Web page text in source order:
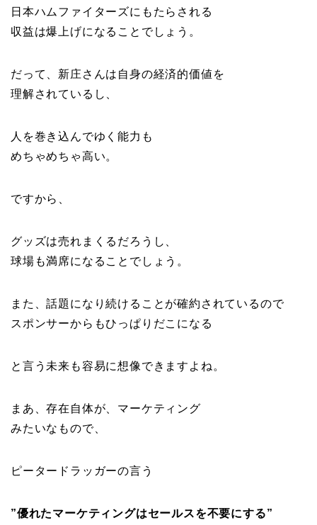
日本ハムファイターズにもたらされる
収益は爆上げになることでしょう。
だって、新庄さんは自身の経済的価値を
理解されているし、
人を巻き込んでゆく能力も
めちゃめちゃ高い。
ですから、
グッズは売れまくるだろうし、
球場も満席になることでしょう。
また、話題になり続けることが確約されているので
スポンサーからもひっぱりだこになる
と言う未来も容易に想像できますよね。
まあ、存在自体が、マーケティング
みたいなもので、
ピータードラッガーの言う
”優れたマーケティングはセールスを不要にする”